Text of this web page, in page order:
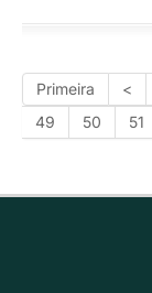
Primeira <
49
50 51